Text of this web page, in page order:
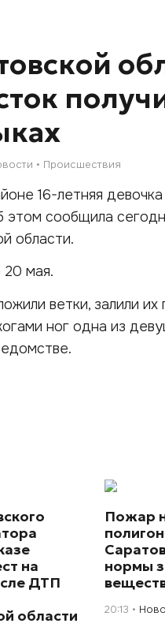
Происшествия
16-летняя
этом сообщила
области.
мая.
ветки, залили
ног одна из
на
ДТП
области
Пожар
нормы
20:13